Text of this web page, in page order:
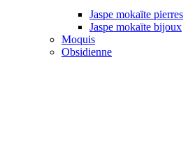
Jaspe mokaïte pierres
Jaspe mokaïte bijoux
Moquis
Obsidienne